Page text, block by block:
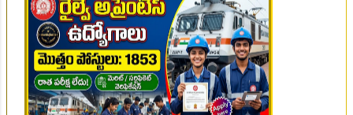
👆Online Applications Ends on 07-August-2026